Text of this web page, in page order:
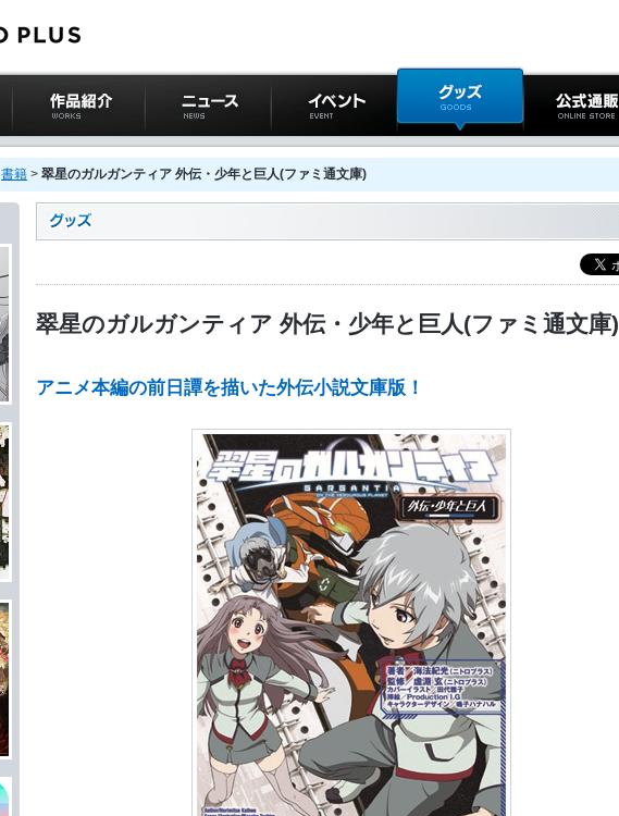
作品紹介 ニュース イベント グッズ 公式通販
書籍 > 翠星のガルガンティア 外伝・少年と巨人(ファミ通文庫)
翠星のガルガンティア 外伝・少年と巨人(ファミ通文庫)
アニメ本編の前日譚を描いた外伝小説文庫版！